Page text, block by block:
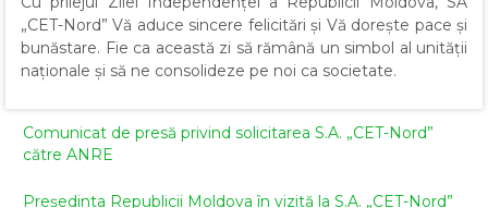
„CET-Nord” Vă aduce sincere felicitări și Vă dorește pace și
bunăstare. Fie ca această zi să rămână un simbol al unității
naționale și să ne consolideze pe noi ca societate.
Comunicat de presă privind solicitarea S.A. „CET-Nord”
către ANRE
Președinta Republicii Moldova în vizită la S.A. „CET-Nord”